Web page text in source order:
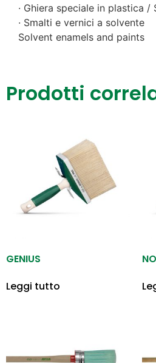
· Ghiera speciale in plastica
· Smalti e vernici a solvente
Solvent enamels and paints
Prodotti
GENIUS
Leggi tutto